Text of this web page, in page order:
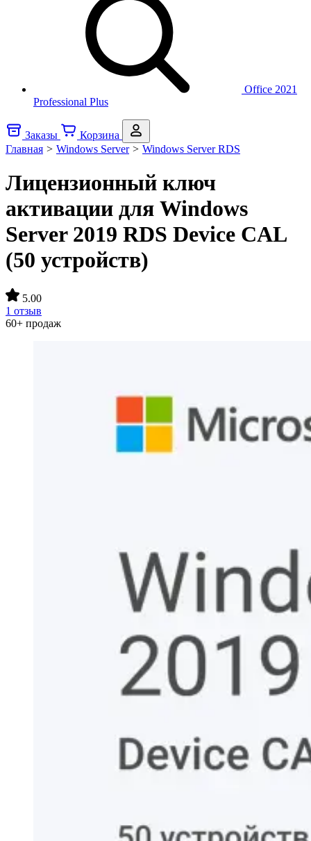
Office 2021
Professional Plus
Заказы
Корзина
Главная > Windows Server > Windows Server RDS
Лицензионный ключ
активации для Windows
Server 2019 RDS Device CAL
(50 устройств)
5.00
1 отзыв
60+ продаж